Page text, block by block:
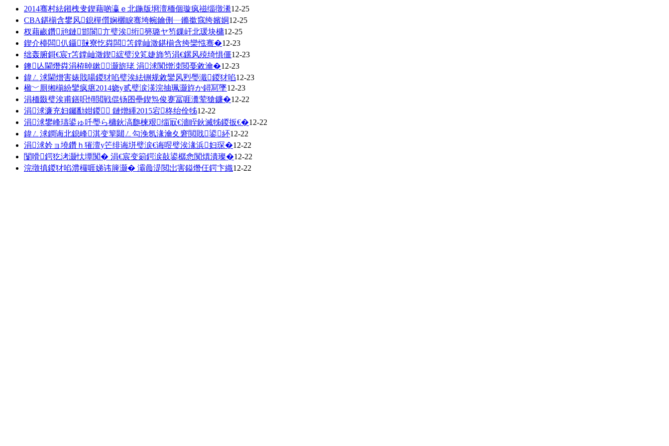
2014骞村紶鎺栧叏鍥藉啲瀛ｅ北鍦版埛澶栭個璇疯禌缁撴潫12-25
CBA鍖椾含鐢风鎴樿儨娴欐睙骞垮帵鑰侀┈鏅撳窛绔嬪姛12-25
杈藉畞鑽兘鏈邯閬亣璧涘绗簩璐ヤ笉鏁屽北瑗块槦12-25
鍥介檯闆仈鑷敱寮忔粦闆笘鐣屾澂鍖椾含绔欒惤骞�12-23
绌轰腑鎶€宸т笘鐣屾澂鍥綋璧涗笂婕斾笉涓€鏍风殑绮惧僵12-23
鐭亾閫熸粦涓栫晫鏉灏旂珯 涓浗闃熷洓閲戞敹瀹�12-23
鍏ㄥ浗閫熷害婊戝啺鍐犲啗璧涘紶铏规敹鑾风煭璺濈鍐犲啗12-23
楹﹀厠缃椾紛鑾疯瘎2014娆у贰璧涙渶浣抽珮灏斿か鐞冩墜12-23
涓栭敠璧涘甫鐥呮憳閲戦倱钖囨壘鍥炰俊蹇冨啀瀵荤獊鐮�12-22
涓浗濂充妇钃勫姏鍐 鏈熷緟2015宕柊绐佺牬12-22
涓浗鐢峰瓙鍙ゅ吀璺ら槦鈥滈瓟楝艰缁冣€濇眰鈥滅牬鍐扳€�12-22
鍏ㄥ浗鐧诲北鎴峰淇变箰閮ㄥ勾浼氬湪瀹夊窘閲戝鍙紑12-22
涓浗妗ョ墝鑽ｈ獕澶у笀绯诲垪璧涙€诲喅璧涘湪浜妇琛�12-22
闅嗗鍔犵洘灏忕墰闃� 涓€宸变箣鍔涙敼鍙樼悆闃熼潰璨�12-22
浣撴搷鍐犲啗澧欏啀娣讳簲灏� 灞曟湜閲岀害鎰熸仼鍔卞織12-22